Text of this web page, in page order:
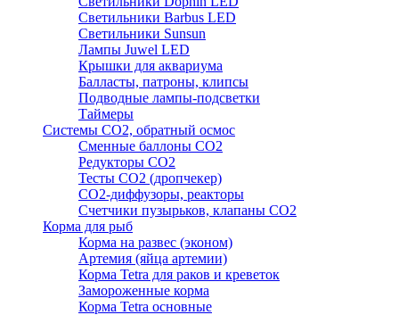
Светильники Barbus LED
Светильники Sunsun
Лампы Juwel LED
Крышки для аквариума
Балласты, патроны, клипсы
Подводные лампы-подсветки
Таймеры
Системы CO2, обратный осмос
Сменные баллоны СО2
Редукторы СО2
Тесты CO2 (дропчекер)
СО2-диффузоры, реакторы
Счетчики пузырьков, клапаны СО2
Корма для рыб
Корма на развес (эконом)
Артемия (яйца артемии)
Корма Tetra для раков и креветок
Замороженные корма
Корма Tetra основные